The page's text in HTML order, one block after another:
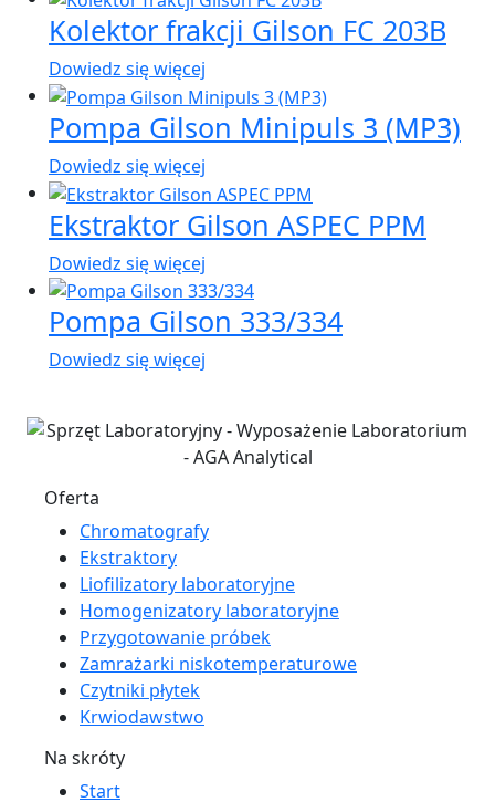
Kolektor frakcji Gilson FC 203B
Dowiedz się więcej
Pompa Gilson Minipuls 3 (MP3)
Dowiedz się więcej
Ekstraktor Gilson ASPEC PPM
Dowiedz się więcej
Pompa Gilson 333/334
Dowiedz się więcej
Oferta
Chromatografy
Ekstraktory
Liofilizatory laboratoryjne
Homogenizatory laboratoryjne
Przygotowanie próbek
Zamrażarki niskotemperaturowe
Czytniki płytek
Krwiodawstwo
Na skróty
Start